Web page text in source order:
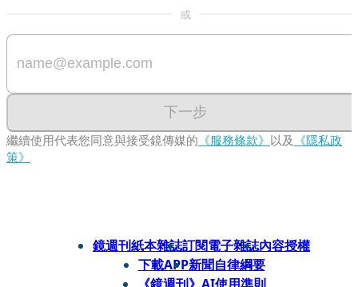
或
下一步
繼續使用代表您同意與接受鏡傳媒的 《服務條款》 以及 《隱私政
策》
鏡週刊紙本雜誌訂閱電子雜誌內容授權
下載APP新聞自律綱要